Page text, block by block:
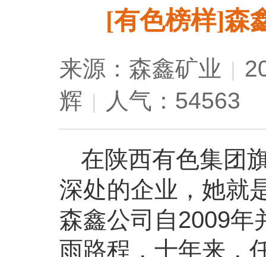
[有色榜样]森
来源：森鑫矿业 |
辉 | 人气：54563
在陕西有色集团
深处的企业，她就
森鑫公司自2009年
雨路程，十年来，